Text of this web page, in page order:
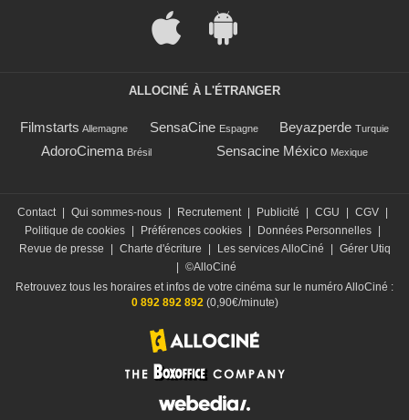
ALLOCINÉ À L'ÉTRANGER
Filmstarts Allemagne SensaCine Espagne Beyazperde Turquie
AdoroCinema Brésil Sensacine México Mexique
Contact Qui sommes-nous Recrutement Publicité CGU CGV
Politique de cookies
Préférences cookies Données Personnelles
Revue de presse
Charte d'écriture Les services AlloCiné
Gérer Utiq
©AlloCiné
Retrouvez tous les horaires et infos de votre cinéma sur le numéro AlloCiné :
0 892 892 892(0,90€/minute)